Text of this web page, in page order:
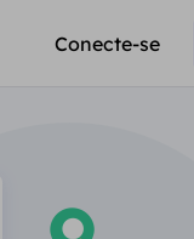
Conecte-se